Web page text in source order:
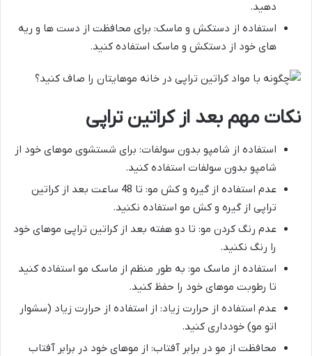
دهید.
استفاده از دستکش و ماسک: برای محافظت از دست ها و ریه
های خود از دستکش و ماسک استفاده کنید.
نکات مهم بعد از کراتین تراپی
استفاده از شامپو بدون سولفات: برای شستشوی موهای خود از
شامپو بدون سولفات استفاده کنید.
عدم استفاده از گیره و کش مو: تا 48 ساعت بعد از کراتین
تراپی از گیره و کش مو استفاده نکنید.
عدم رنگ کردن مو: تا دو هفته بعد از کراتین تراپی موهای خود
را رنگ نکنید.
استفاده از ماسک مو: به طور منظم از ماسک مو استفاده کنید
تا رطوبت موهای خود را حفظ کنید.
عدم استفاده از حرارت زیاد: از استفاده از حرارت زیاد (سشوار
اتو مو) خودداری کنید.
محافظت از مو در برابر آفتاب: از موهای خود در برابر آفتاب